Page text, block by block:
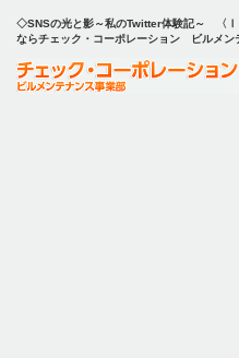
◇SNSの光と影～私のTwitter体験記～ 〈Ⅰ
ならチェック・コーポレーション ビルメン